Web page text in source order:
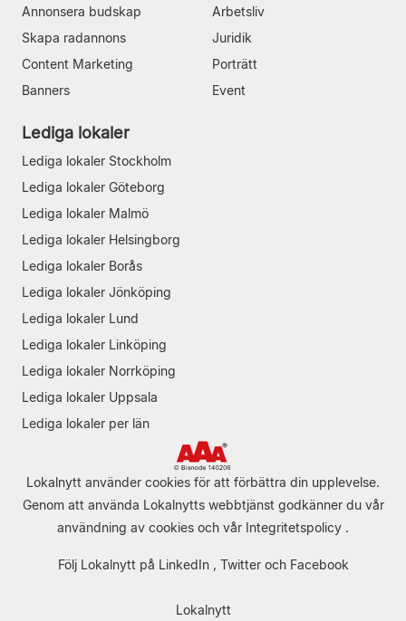
Annonsera budskap
Skapa radannons
Content Marketing
Banners
Arbetsliv
Juridik
Porträtt
Event
Lediga lokaler
Lediga lokaler Stockholm
Lediga lokaler Göteborg
Lediga lokaler Malmö
Lediga lokaler Helsingborg
Lediga lokaler Borås
Lediga lokaler Jönköping
Lediga lokaler Lund
Lediga lokaler Linköping
Lediga lokaler Norrköping
Lediga lokaler Uppsala
Lediga lokaler per län
Lokalnytt använder cookies för att förbättra din upplevelse.
Genom att använda Lokalnytts webbtjänst godkänner du vår
användning av cookies och vår Integritetspolicy .
Följ Lokalnytt på LinkedIn, Twitteroch Facebook
Lokalnytt